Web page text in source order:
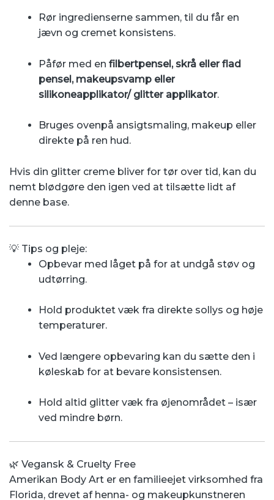
Rør ingredienserne sammen, til du får en
jævn og cremet konsistens.
Påfør med en filbertpensel, skrå eller flad
pensel, makeupsvamp eller
silikoneapplikator/ glitter applikator.
Bruges ovenpå ansigtsmaling, makeup eller
direkte på ren hud.
Hvis din glitter creme bliver for tør over tid, kan du
nemt blødgøre den igen ved at tilsætte lidt af
denne base.
💡 Tips og pleje:
Opbevar med låget på for at undgå støv og
udtørring.
Hold produktet væk fra direkte sollys og høje
temperaturer.
Ved længere opbevaring kan du sætte den i
køleskab for at bevare konsistensen.
Hold altid glitter væk fra øjenområdet – især
ved mindre børn.
🌿 Vegansk & Cruelty Free
Amerikan Body Art er en familieejet virksomhed fra
Florida, drevet af henna- og makeupkunstneren